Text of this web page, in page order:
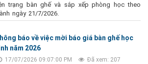
trạng bàn ghế và sắp xếp phòng học theo
ngày 21/7/2026.
báo về việc mời báo giá bàn ghế học
năm 2026
17/07/2026 09:07:00 PM
Đã xem: 207